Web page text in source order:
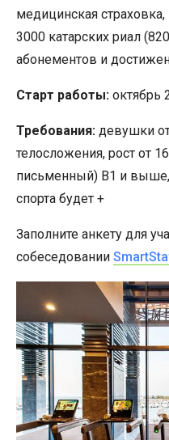
медицинская страховка,
3000 катарских риал
абонементов и
Старт работы: октябрь
Требования: девушки
телосложения, рост от
письменный) B1 и
спорта будет +
Заполните анкету для
собеседовании